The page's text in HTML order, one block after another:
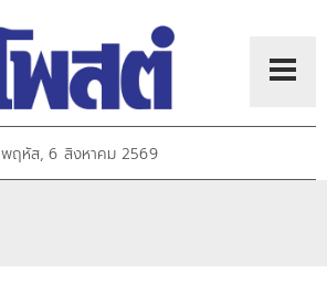
พฤหัส, 6 สิงหาคม 2569